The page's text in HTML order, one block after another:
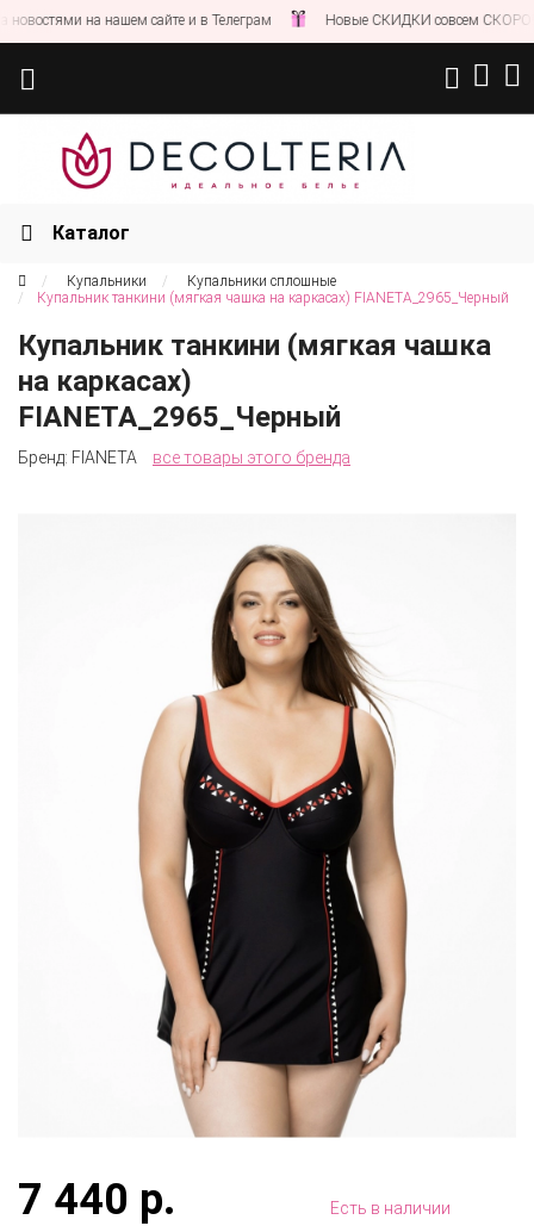
на нашем сайте и в Телеграм Новые СКИДКИ совсем СКОРО!
Каталог
Купальники
Купальники сплошные
Купальник танкини (мягкая чашка на каркасах) FIANETA_2965_Черный
Купальник танкини (мягкая чашка
на каркасах)
FIANETA_2965_Черный
Бренд: FIANETA все товары этого бренда
7 440 р. Есть в наличии